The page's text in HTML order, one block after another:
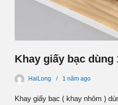
Khay giấy bạc dùng
HaiLong 1 năm ago
Khay giấy bạc ( khay nhôm )